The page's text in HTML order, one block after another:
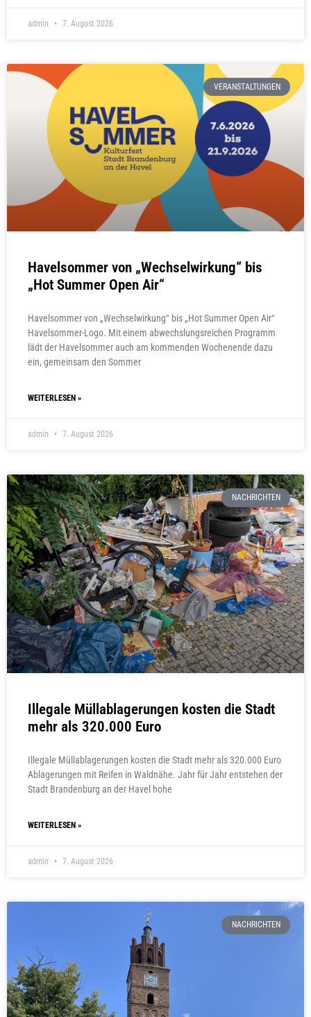
admin 7. August 2026
VERANSTALTUNGEN
Havelsommer von „Wechselwirkung“ bis
„Hot Summer Open Air“
Havelsommer von „Wechselwirkung“ bis „Hot Summer Open Air“
Havelsommer-Logo. Mit einem abwechslungsreichen Programm
lädt der Havelsommer auch am kommenden Wochenende dazu
ein, gemeinsam den Sommer
WEITERLESEN »
admin 7. August 2026
NACHRICHTEN
Illegale Müllablagerungen kosten die Stadt
mehr als 320.000 Euro
Illegale Müllablagerungen kosten die Stadt mehr als 320.000 Euro
Ablagerungen mit Reifen in Waldnähe. Jahr für Jahr entstehen der
Stadt Brandenburg an der Havel hohe
WEITERLESEN »
admin 7. August 2026
NACHRICHTEN